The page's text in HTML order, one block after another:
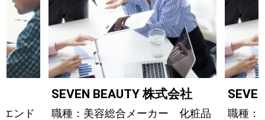
ンド
SEVEN BEAUTY 株式会社
職種：美容総合メーカー 化粧品
職種：